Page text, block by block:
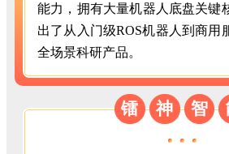
能力，拥有大量机器人底盘关键
出了从入门级ROS机器人到商用
全场景科研产品。
镭 神 智